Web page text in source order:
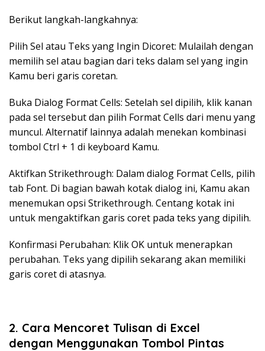
Berikut langkah-langkahnya:
Pilih Sel atau Teks yang Ingin Dicoret: Mulailah dengan
memilih sel atau bagian dari teks dalam sel yang ingin
Kamu beri garis coretan.
Buka Dialog Format Cells: Setelah sel dipilih, klik kanan
pada sel tersebut dan pilih Format Cells dari menu yang
muncul. Alternatif lainnya adalah menekan kombinasi
tombol Ctrl + 1 di keyboard Kamu.
Aktifkan Strikethrough: Dalam dialog Format Cells, pilih
tab Font. Di bagian bawah kotak dialog ini, Kamu akan
menemukan opsi Strikethrough. Centang kotak ini
untuk mengaktifkan garis coret pada teks yang dipilih.
Konfirmasi Perubahan: Klik OK untuk menerapkan
perubahan. Teks yang dipilih sekarang akan memiliki
garis coret di atasnya.
2. Cara Mencoret Tulisan di Excel
dengan Menggunakan Tombol Pintas